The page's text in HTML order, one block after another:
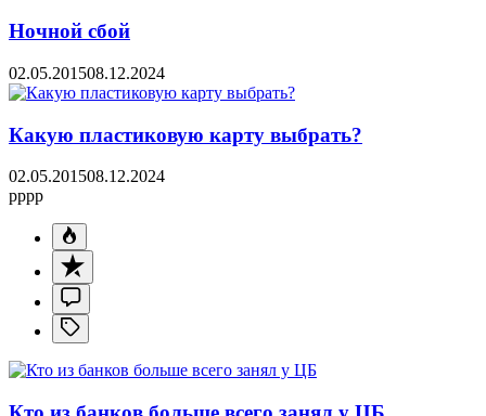
Ночной сбой
02.05.201508.12.2024
Какую пластиковую карту выбрать?
02.05.201508.12.2024
pppp